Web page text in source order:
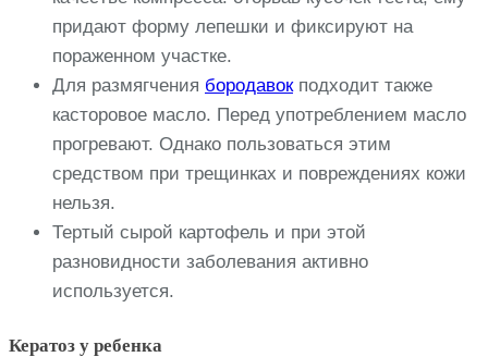
придают форму лепешки и фиксируют на
пораженном участке.
Для размягчения бородавокподходит также
касторовое масло. Перед употреблением масло
прогревают. Однако пользоваться этим
средством при трещинках и повреждениях кожи
нельзя.
Тертый сырой картофель и при этой
разновидности заболевания активно
используется.
Кератоз у ребенка